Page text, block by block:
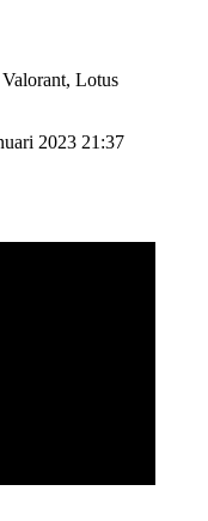
Lotus
2023 21:37